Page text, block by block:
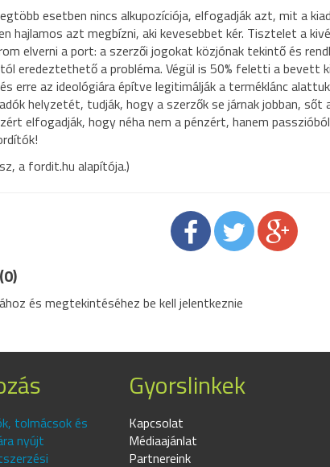
esetben nincs alkupozíciója, elfogadják azt, mit a
hajlamos azt megbízni, aki kevesebbet kér. Tisztelet a
elverni a port: a szerzői jogokat közjónak tekintő és
eredeztethető a probléma. Végül is 50% feletti a bevett
erre az ideológiára építve legitimálják a terméklánc
helyzetét, tudják, hogy a szerzők se járnak jobban,
elfogadják, hogy néha nem a pénzért, hanem
a fordit.hu alapítója.)
és megtekintéséhez be kell jelentkeznie
tolmácsok és
nyújt
Gyorslinkek
Kapcsolat
Médiaajánlat
Partnereink